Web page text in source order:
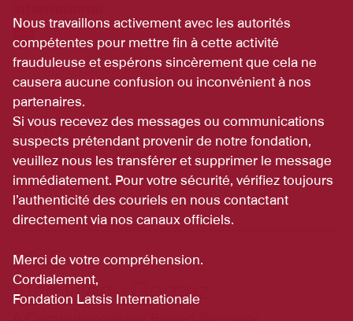
2016
Pas de lauréat
2015
Juan Diego Gomez
Nous travaillons activement avec les autorités
compétentes pour mettre fin à cette activité
frauduleuse et espérons sincèrement que cela ne
causera aucune confusion ou inconvénient à nos
partenaires.
Si vous recevez des messages ou communications
suspects prétendant provenir de notre fondation,
veuillez nous les transférer et supprimer le message
immédiatement. Pour votre sécurité, vérifiez toujours
l’authenticité des couriels en nous contactant
directement via nos canaux officiels.
Merci de votre compréhension.
Cordialement,
Fondation Latsis Internationale